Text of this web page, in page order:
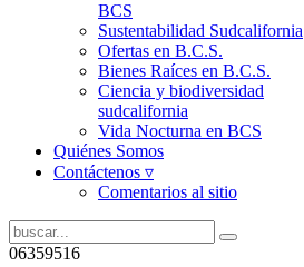
BCS
Sustentabilidad Sudcalifornia
Ofertas en B.C.S.
Bienes Raíces en B.C.S.
Ciencia y biodiversidad
sudcalifornia
Vida Nocturna en BCS
Quiénes Somos
Contáctenos ▿
Comentarios al sitio
06359516